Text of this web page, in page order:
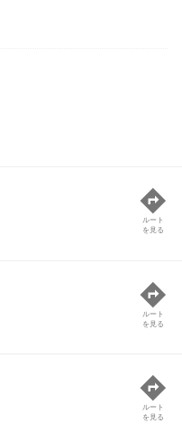
ルート
を見る
ルート
を見る
ルート
を見る